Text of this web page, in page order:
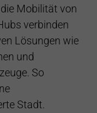
Mobilität von
verbinden
Lösungen wie
und
So
Stadt.